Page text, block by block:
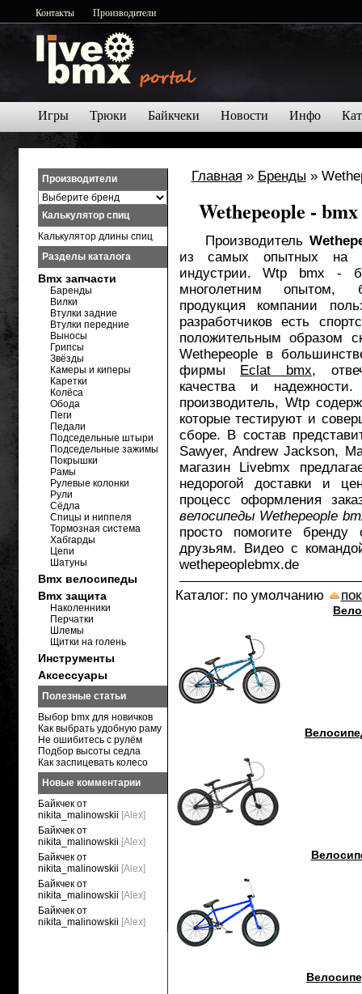
Контакты Производители
Игры Трюки Байкчеки Новости Инфо
Главная » Бренды »
Wethepeople -
Производитель
из самых опытных на
индустрии. Wtp bmx -
многолетним опытом,
продукция компании
разработчиков есть
положительным образом
Wethepeople в
фирмы Eclat bmx,
качества и
производитель, Wtp
которые тестируют и
сборе. В состав
Sawyer, Andrew Jackson,
магазин Livebmx
недорогой доставки и
процесс оформления
велосипеды Wethepeople
просто помогите бренду
друзьям. Видео с
wethepeoplebmx.de
Каталог: по умолчанию
Производители
Калькулятор спиц
Калькулятор длины спиц
Разделы каталога
Bmx запчасти
Баренды
Вилки
Втулки задние
Втулки передние
Выносы
Грипсы
Звёзды
Камеры и киперы
Каретки
Колёса
Обода
Пеги
Педали
Подседельные штыри
Подседельные зажимы
Покрышки
Рамы
Рулевые колонки
Рули
Сёдла
Спицы и ниппеля
Тормозная система
Хабгарды
Цепи
Шатуны
Bmx велосипеды
Bmx защита
Наколенники
Перчатки
Шлемы
Щитки на голень
Инструменты
Аксессуары
Полезные статьи
Выбор bmx для новичков
Как выбрать удобную раму
Не ошибитесь с рулём
Подбор высоты седла
Как заспицевать колесо
Новые комментарии
Байкчек от
nikita_malinowskii [Alex]
Байкчек от
nikita_malinowskii [Alex]
Байкчек от
nikita_malinowskii [Alex]
Байкчек от
nikita_malinowskii [Alex]
Байкчек от
nikita_malinowskii [Alex]